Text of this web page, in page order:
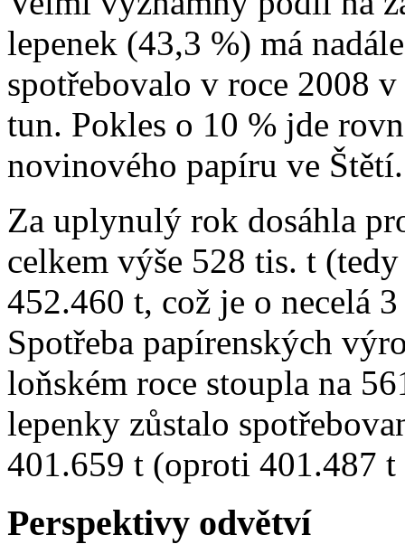
lepenek (43,3 %) má
spotřebovalo v roce 2008
tun. Pokles o 10 % jde
novinového papíru ve Štětí.
Za uplynulý rok dosáhla
celkem výše 528 tis. t
452.460 t, což je o necelá
Spotřeba papírenských
loňském roce stoupla na
lepenky zůstalo
401.659 t (oproti 401.487
Perspektivy odvětví